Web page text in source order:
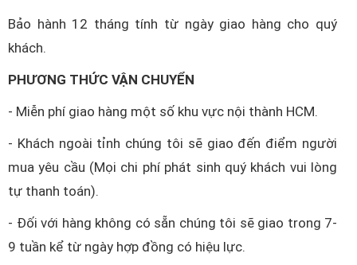
Bảo hành 12 tháng tính từ ngày giao hàng cho quý
khách.
PHƯƠNG THỨC VẬN CHUYỂN
- Miễn phí giao hàng một số khu vực nội thành HCM.
- Khách ngoài tỉnh chúng tôi sẽ giao đến điểm người
mua yêu cầu (Mọi chi phí phát sinh quý khách vui lòng
tự thanh toán).
- Đối với hàng không có sẵn chúng tôi sẽ giao trong 7-
9 tuần kể từ ngày hợp đồng có hiệu lực.